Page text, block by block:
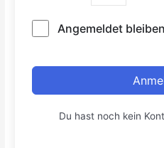
Angemeldet bleiben
Du hast noch kein